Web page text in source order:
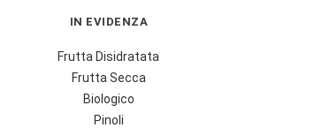
IN EVIDENZA
Frutta Disidratata
Frutta Secca
Biologico
Pinoli